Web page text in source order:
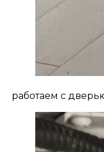
работаем с